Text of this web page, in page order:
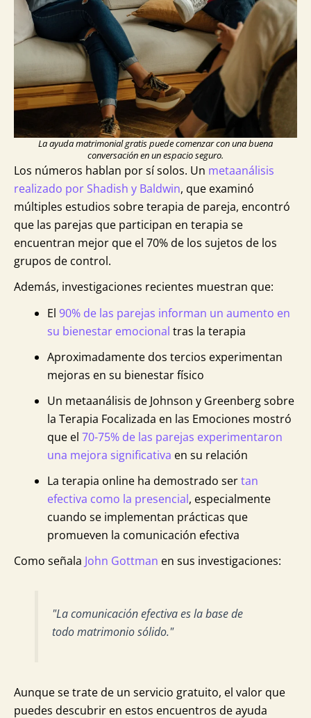
La ayuda matrimonial gratis puede comenzar con una buena
conversación en un espacio seguro.
Los números hablan por sí solos. Un metaanálisis
realizado por Shadish y Baldwin, que examinó
múltiples estudios sobre terapia de pareja, encontró
que las parejas que participan en terapia se
encuentran mejor que el 70% de los sujetos de los
grupos de control.
Además, investigaciones recientes muestran que:
El 90% de las parejas informan un aumento en
su bienestar emocional tras la terapia
Aproximadamente dos tercios experimentan
mejoras en su bienestar físico
Un metaanálisis de Johnson y Greenberg sobre
la Terapia Focalizada en las Emociones mostró
que el 70-75% de las parejas experimentaron
una mejora significativa en su relación
La terapia online ha demostrado sertan
efectiva como la presencial, especialmente
cuando se implementan prácticas que
promueven la comunicación efectiva
Como señala John Gottman en sus investigaciones:
"La comunicación efectiva es la base de
todo matrimonio sólido."
Aunque se trate de un servicio gratuito, el valor que
puedes descubrir en estos encuentros de ayuda